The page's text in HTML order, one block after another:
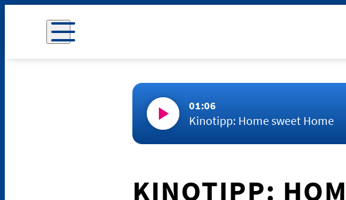
01:06
Kinotipp: Home sweet Home
KINOTIPP: